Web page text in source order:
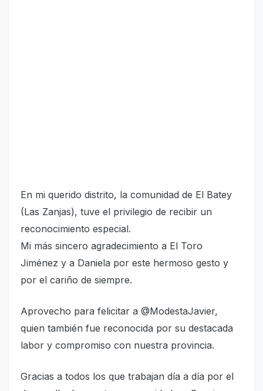
En mi querido distrito, la comunidad de El Batey
(Las Zanjas), tuve el privilegio de recibir un
reconocimiento especial.
Mi más sincero agradecimiento a El Toro
Jiménez y a Daniela por este hermoso gesto y
por el cariño de siempre.
Aprovecho para felicitar a @ModestaJavier,
quien también fue reconocida por su destacada
labor y compromiso con nuestra provincia.
Gracias a todos los que trabajan día a día por el